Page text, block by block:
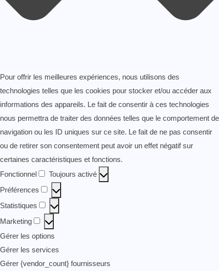
Pour offrir les meilleures expériences, nous utilisons des
technologies telles que les cookies pour stocker et/ou accéder aux
informations des appareils. Le fait de consentir à ces technologies
nous permettra de traiter des données telles que le comportement de
navigation ou les ID uniques sur ce site. Le fait de ne pas consentir
ou de retirer son consentement peut avoir un effet négatif sur
certaines caractéristiques et fonctions.
Fonctionnel
Fonctionnel
Toujours activé
Préférences
Préférences
Statistiques
Statistiques
Marketing
Marketing
Gérer les options
Gérer les services
Gérer {vendor_count} fournisseurs